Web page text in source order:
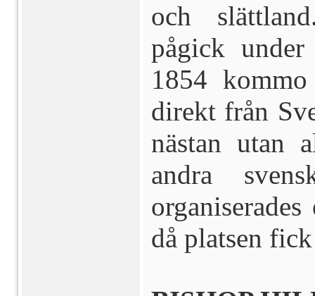
och
pågick
1854
direkt från
nästan utan
andra
då platsen